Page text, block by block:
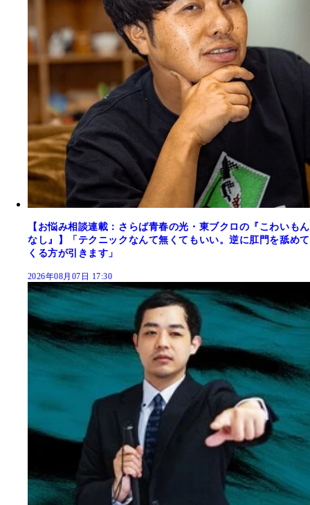
【お悩み相談連載：さらば青春の光・東ブクロの『こわいもん
なし』】「テクニックなんて無くてもいい。逆に肛門を舐めて
くる方が引きます」
2026年08月07日 17:30